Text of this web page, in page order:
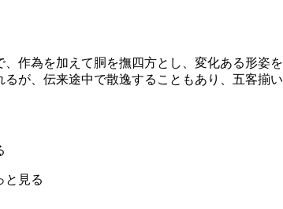
作為を加えて胴を撫四方とし、変化ある形姿
が、伝来途中で散逸することもあり、五客揃い
と見る